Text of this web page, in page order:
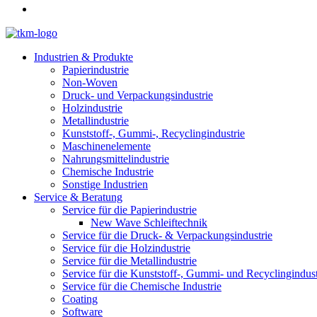
Industrien & Produkte
Papierindustrie
Non-Woven
Druck- und Verpackungsindustrie
Holzindustrie
Metallindustrie
Kunststoff-, Gummi-, Recyclingindustrie
Maschinenelemente
Nahrungsmittelindustrie
Chemische Industrie
Sonstige Industrien
Service & Beratung
Service für die Papierindustrie
New Wave Schleiftechnik
Service für die Druck- & Verpackungsindustrie
Service für die Holzindustrie
Service für die Metallindustrie
Service für die Kunststoff-, Gummi- und
Service für die Chemische Industrie
Coating
Software